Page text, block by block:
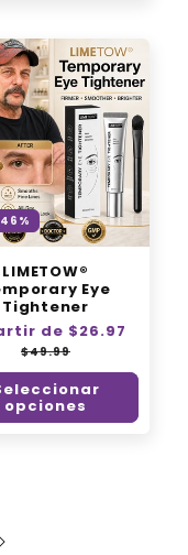
LIMETOW®
Eye
Tightener
de $26.97
oferta
$49.99
opciones